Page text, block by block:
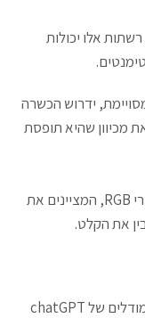
אלו יכולות
ידרוש הכשרה
מכיוון שהיא תופסת
לפיכך, אנו ממירים תמונות לרשימות של וקטורי RGB, המציינים את
את הקלט.
באופן דומה, כאשר אנו עוסקים במשפטים,במודלים של chatGPT